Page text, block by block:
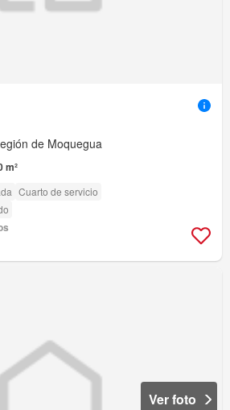
de Moquegua
m²
Cuarto de servicio
Ver foto